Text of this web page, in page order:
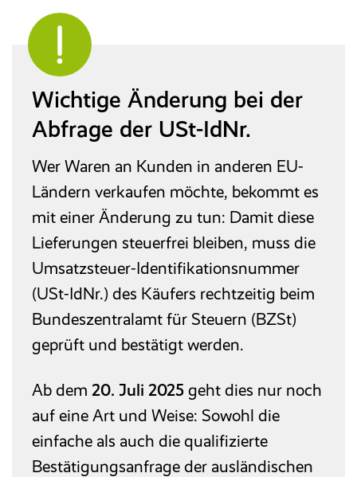
Wichtige Änderung bei der
Abfrage der USt-IdNr.
Wer Waren an Kunden in anderen EU-
Ländern verkaufen möchte, bekommt es
mit einer Änderung zu tun: Damit diese
Lieferungen steuerfrei bleiben, muss die
Umsatzsteuer-Identifikationsnummer
(USt-IdNr.) des Käufers rechtzeitig beim
Bundeszentralamt für Steuern (BZSt)
geprüft und bestätigt werden.
Ab dem 20. Juli 2025 geht dies nur noch
auf eine Art und Weise: Sowohl die
einfache als auch die qualifizierte
Bestätigungsanfrage der ausländischen